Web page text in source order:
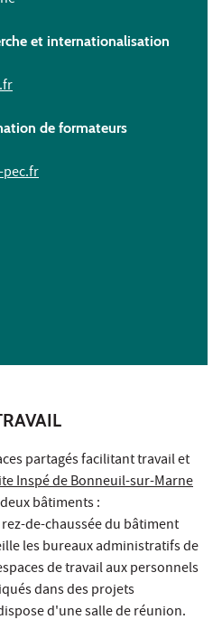
et internationalisation
de formateurs
partagés facilitant travail et
Inspé de Bonneuil-sur-Marne
bâtiments :
de-chaussée du bâtiment
les bureaux administratifs de
de travail aux personnels
dans des projets
d'une salle de réunion.